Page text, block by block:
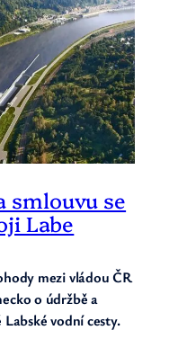
smlouvu se
Labe
mezi vládou ČR
o údržbě a
vodní cesty.